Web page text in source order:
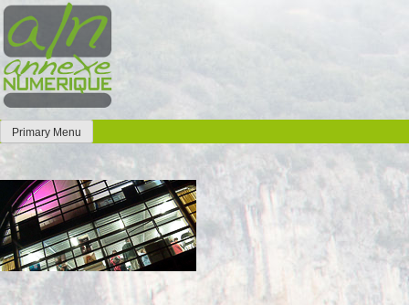
Skip
to
content
Annexe Numérique
Faites l'expérience de la simplicité
Primary Menu